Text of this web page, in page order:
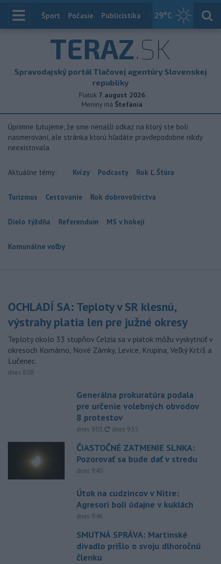
29°C
Index
Šport Počasie Publicistika Slovensko
TERAZ.SK
Spravodajský portál Tlačovej agentúry Slovenskej
republiky
Piatok 7. august 2026
Meniny má Štefánia
Úprimne ľutujeme, že sme nenašli odkaz na ktorý ste boli
nasmerovaní, ale stránka ktorú hľadáte pravdepodobne nikdy
neexistovala
Aktuálne témy: Kvízy Podcasty Rok Ľ.Štúra
Turizmus Cestovanie Rok dobrovoľníctva
Dielo týždňa Referendum MS v hokeji
Komunálne voľby
OCHLADÍ SA: Teploty v SR klesnú,
výstrahy platia len pre južné okresy
Teploty okolo 33 stupňov Celzia sa v piatok môžu vyskytnúť v
okresoch Komárno, Nové Zámky, Levice, Krupina, Veľký Krtíš a
Lučenec.
dnes 8:08
Generálna prokuratúra podala
pre určenie volebných obvodov
8 protestov
dnes 9:03, aktualizované
dnes 9:55
ČIASTOČNÉ ZATMENIE SLNKA:
Pozorovať sa bude dať v stredu
dnes 9:40
Útok na cudzincov v Nitre:
Agresori boli údajne v kuklách
dnes 9:46
SMUTNÁ SPRÁVA: Martinské
divadlo prišlo o svoju dlhoročnú
členku